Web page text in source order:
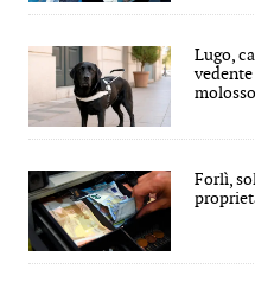
Lugo,
molosso
Forlì,